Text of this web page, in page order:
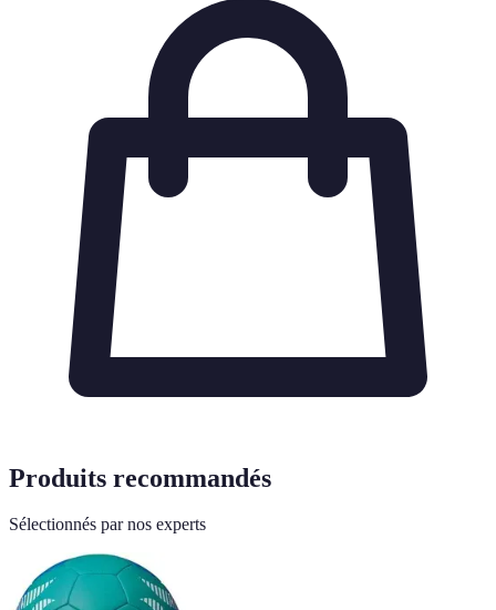
Produits recommandés
Sélectionnés par nos experts